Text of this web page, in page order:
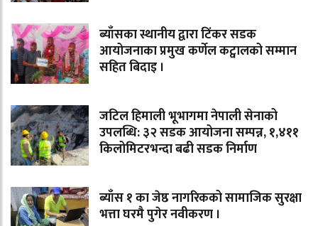
ब्याँसका स्थानीय द्वारा टिंकर सडक
आयोजनाका प्रमुख कर्णेल कट्वालको सम्मान
सहित बिदाइ ।
जटिल हिमाली भूभागमा नेपाली सेनाको
उपलब्धि: ३२ सडक आयोजना सम्पन्न, १,४११
किलोमिटरभन्दा बढी सडक निर्माण
ब्याँस १ का जेष्ठ नागरिकको सामाजिक सुरक्षा
भत्ता घरमै पुगेर नवीकरण ।